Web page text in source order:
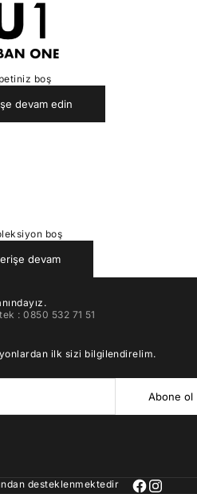
boş
devam edin
boş
devam
: 0850 532 71 51
ilk sizi bilgilendirelim.
Abone ol
desteklenmektedir